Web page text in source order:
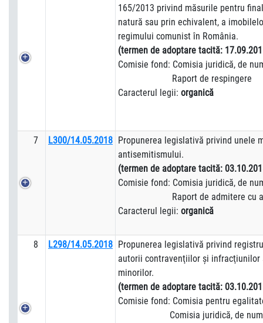
165/2013 privind măsurile pentru
natură sau prin echivalent, a
regimului comunist în România.
(termen de adoptare tacită:
Comisie fond: Comisia juridică, de
Raport de respingere
Caracterul legii: organică
7 L300/14.05.2018 Propunerea legislativă privind unele
antisemitismului.
(termen de adoptare tacită:
Comisie fond: Comisia juridică, de
Raport de admitere cu
Caracterul legii: organică
8 L298/14.05.2018 Propunerea legislativă privind
autorii contravenţiilor şi infracţiunilor
minorilor.
(termen de adoptare tacită:
Comisie fond: Comisia pentru
Comisia juridică, de numiri,